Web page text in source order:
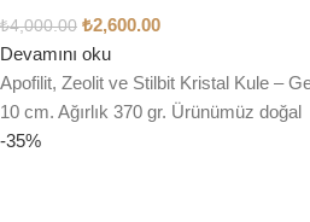
₺4,000.00 ₺2,600.00
Devamını oku
Apofilit, Zeolit ve Stilbit Kristal Kule –
10 cm. Ağırlık 370 gr. Ürünümüz doğal
-35%